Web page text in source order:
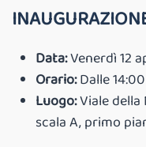
Data:Venerdì 12
Orario:Dalle
Luogo:Viale della
scala A, primo